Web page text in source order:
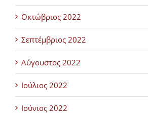
Οκτώβριος 2022
Σεπτέμβριος 2022
Αύγουστος 2022
Ιούλιος 2022
Ιούνιος 2022